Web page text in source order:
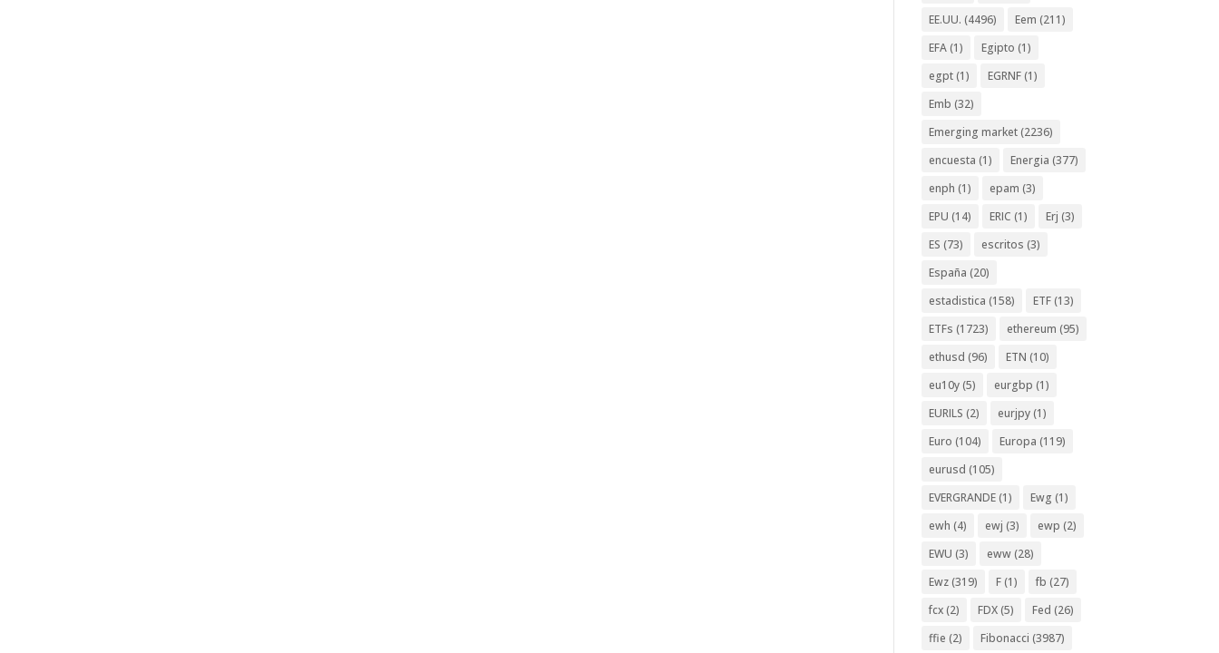
EE.UU. (4496) Eem (211)
EFA (1) Egipto (1)
egpt (1) EGRNF (1)
Emb (32)
Emerging market (2236)
encuesta (1) Energia (377)
enph (1) epam (3)
EPU (14) ERIC (1) Erj (3)
ES (73) escritos (3)
España (20)
estadistica (158) ETF (13)
ETFs (1723) ethereum (95)
ethusd (96) ETN (10)
eu10y (5) eurgbp (1)
EURILS (2) eurjpy (1)
Euro (104) Europa (119)
eurusd (105)
EVERGRANDE (1) Ewg (1)
ewh (4) ewj (3) ewp (2)
EWU (3) eww (28)
Ewz (319) F (1) fb (27)
fcx (2) FDX (5) Fed (26)
ffie (2) Fibonacci (3987)